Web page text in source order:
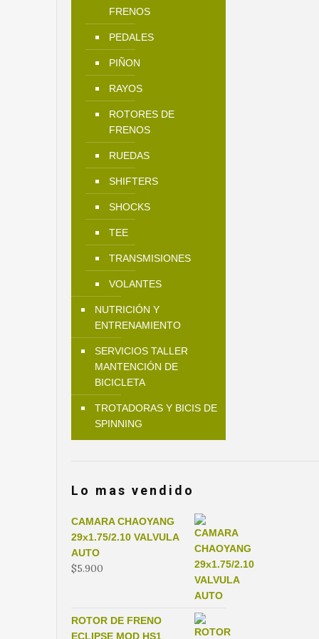
FRENOS
PEDALES
PIÑON
RAYOS
ROTORES DE
FRENOS
RUEDAS
SHIFTERS
SHOCKS
TEE
TRANSMISIONES
VOLANTES
NUTRICIÓN Y
ENTRENAMIENTO
SERVICIOS TALLER
MANTENCIÓN DE
BICICLETA
TROTADORAS Y BICIS DE
SPINNING
Lo mas vendido
CAMARA CHAOYANG
29x1.75/2.10 VALVULA
AUTO
$5.900
ROTOR DE FRENO
ECLIPSE MOD HS1